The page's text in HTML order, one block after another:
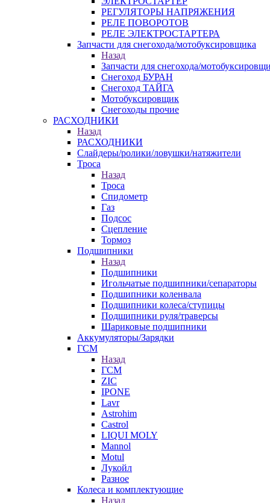
РЕГУЛЯТОРЫ НАПРЯЖЕНИЯ
РЕЛЕ ПОВОРОТОВ
РЕЛЕ ЭЛЕКТРОСТАРТЕРА
Запчасти для снегохода/мотобуксировщика
Назад
Запчасти для снегохода/
Снегоход БУРАН
Снегоход ТАЙГА
Мотобуксировщик
Снегоходы прочие
РАСХОДНИКИ
Назад
РАСХОДНИКИ
Слайдеры/ролики/ловушки/натяжители
Троса
Назад
Троса
Спидометр
Газ
Подсос
Сцепление
Тормоз
Подшипники
Назад
Подшипники
Игольчатые подшипники/сепараторы
Подшипники коленвала
Подшипники колеса/ступицы
Подшипники руля/траверсы
Шариковые подшипники
Аккумуляторы/Зарядки
ГСМ
Назад
ГСМ
ZIC
IPONE
Lavr
Astrohim
Castrol
LIQUI MOLY
Mannol
Motul
Лукойл
Разное
Колеса и комплектующие
Назад